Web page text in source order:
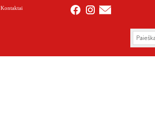
Kontaktai